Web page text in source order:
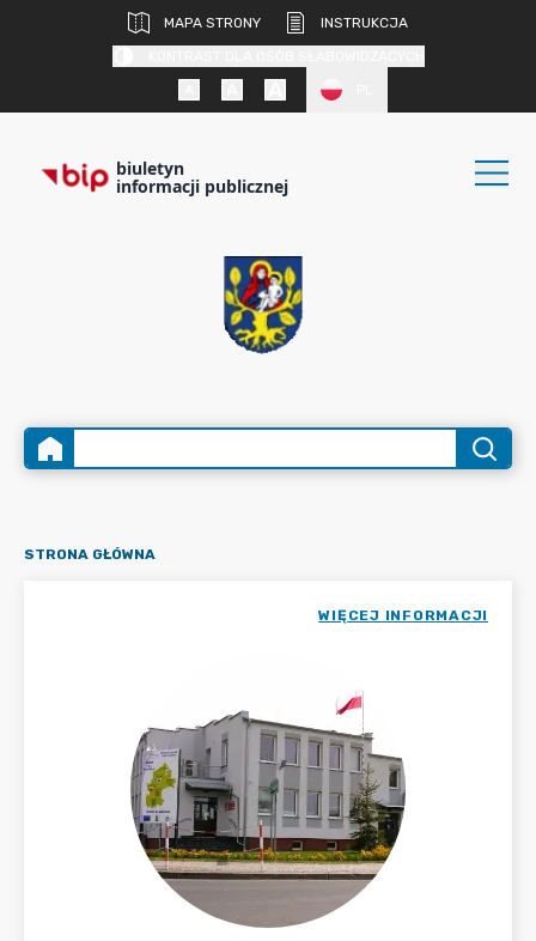
MAPA STRONY
INSTRUKCJA
biuletyn
informacji publicznej
STRONA GŁÓWNA
WIĘCEJ INFORMACJI